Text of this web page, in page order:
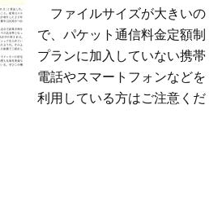
ファイルサイズが大きいの
で、パケット通信料金定額制
プランに加入していない携帯
電話やスマートフォンなどを
利用している方はご注意くだ